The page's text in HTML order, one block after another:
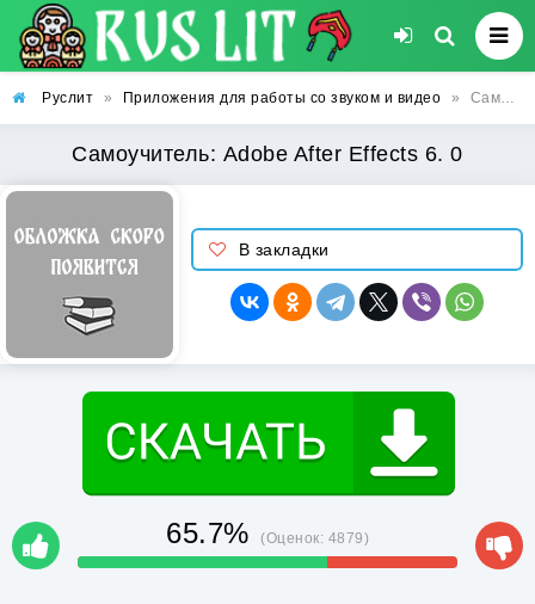
Руслит » Приложения для работы со звуком и видео » Самоучитель: Adobe After Effects 6. 0
Самоучитель: Adobe After Effects 6. 0
В закладки
65.7% (Оценок: 4879)